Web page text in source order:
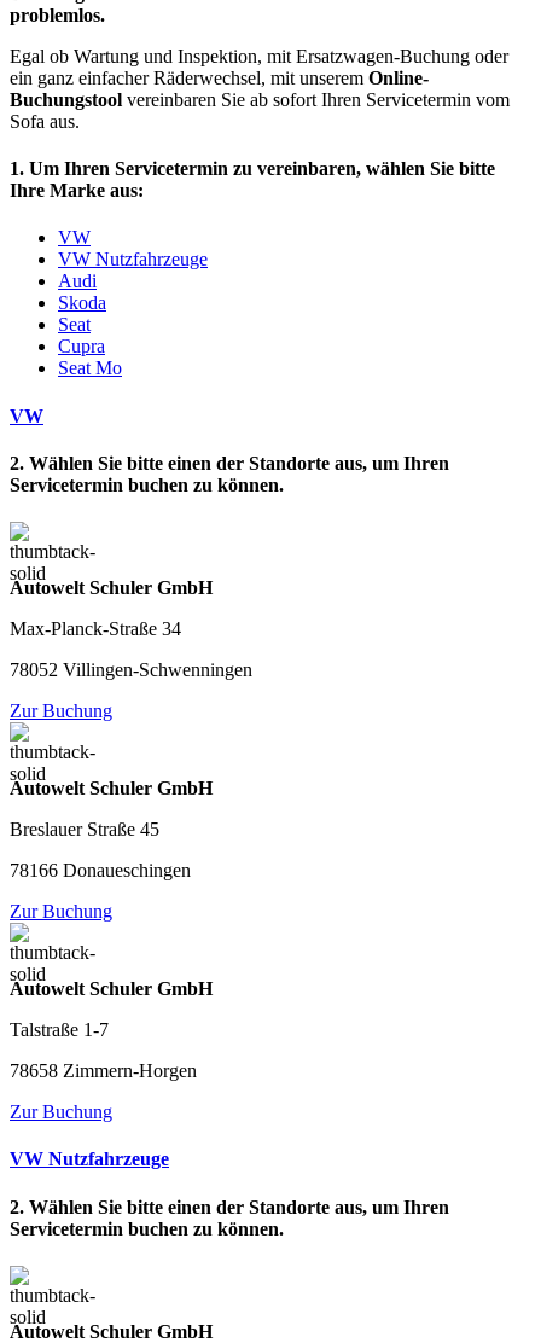
problemlos.
Egal ob Wartung und Inspektion, mit Ersatzwagen-Buchung oder
ein ganz einfacher Räderwechsel, mit unserem Online-
Buchungstool vereinbaren Sie ab sofort Ihren Servicetermin vom
Sofa aus.
1. Um Ihren Servicetermin zu vereinbaren, wählen Sie bitte
Ihre Marke aus:
VW
VW Nutzfahrzeuge
Audi
Skoda
Seat
Cupra
Seat Mo
VW
2. Wählen Sie bitte einen der Standorte aus, um Ihren
Servicetermin buchen zu können.
Autowelt Schuler GmbH
Max-Planck-Straße 34
78052 Villingen-Schwenningen
Zur Buchung
Autowelt Schuler GmbH
Breslauer Straße 45
78166 Donaueschingen
Zur Buchung
Autowelt Schuler GmbH
Talstraße 1-7
78658 Zimmern-Horgen
Zur Buchung
VW Nutzfahrzeuge
2. Wählen Sie bitte einen der Standorte aus, um Ihren
Servicetermin buchen zu können.
Autowelt Schuler GmbH